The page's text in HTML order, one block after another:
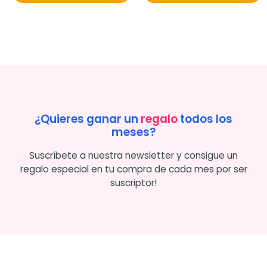
¿Quieres ganar un regalotodos los
meses?
Suscríbete a nuestra newsletter y consigue un
regalo especial en tu compra de cada mes por ser
suscriptor!